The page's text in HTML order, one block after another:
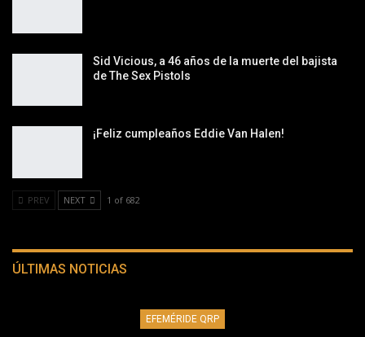
Sid Vicious, a 46 años de la muerte del bajista
de The Sex Pistols
¡Feliz cumpleaños Eddie Van Halen!
PREV NEXT 1 of 682
ÚLTIMAS NOTICIAS
EFEMÉRIDE QRP